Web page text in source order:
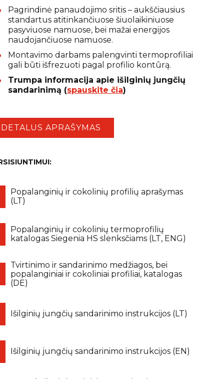
Pagrindinė panaudojimo sritis – aukščiausius
standartus atitinkančiuose šiuolaikiniuose
pasyviuose namuose, bei mažai energijos
naudojančiuose namuose.
Montavimo darbams palengvinti termoprofiliai
gali būti išfrezuoti pagal profilio kontūrą.
Trumpa informacija apie išilginių jungčių
sandarinimą (spauskite čia)
DETALUS APRAŠYMAS
Popalanginių ir cokolinių profilių aprašymas
(LT)
Popalanginių ir cokolinių termoprofilių
katalogas Siegenia HS slenksčiams (LT, ENG)
Tvirtinimo ir sandarinimo medžiagos, bei
popalanginiai ir cokoliniai profiliai, katalogas
(DE)
Išilginių jungčių sandarinimo instrukcijos (LT)
Išilginių jungčių sandarinimo instrukcijos (EN)